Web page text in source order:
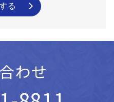
る
わせ